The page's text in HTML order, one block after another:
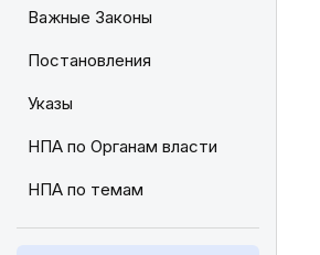
Важные Законы
Постановления
Указы
НПА по Органам власти
НПА по темам